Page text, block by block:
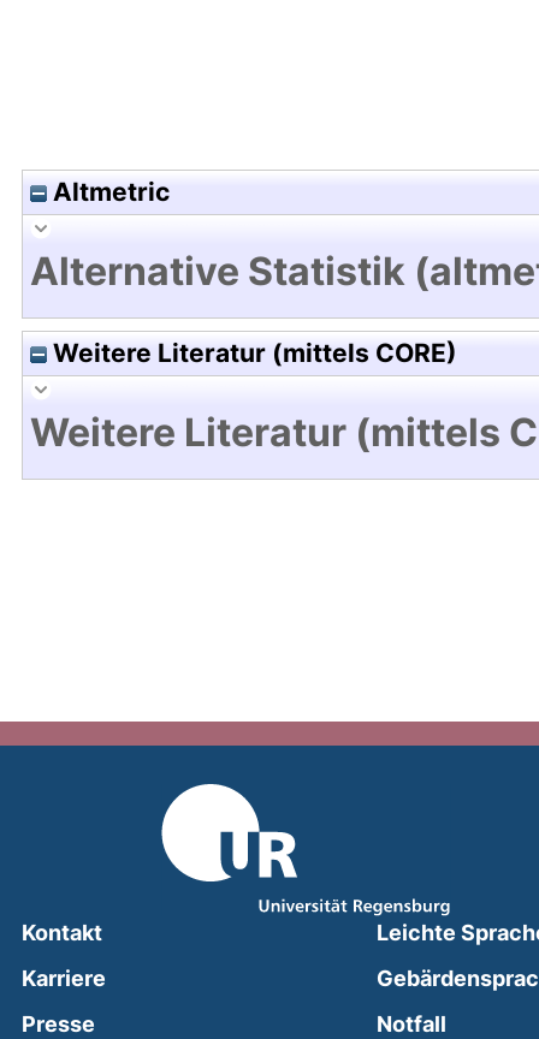
Altmetric
Alternative Statistik
Weitere Literatur (mittels CORE)
Weitere Literatur (mittels
Kontakt
Karriere
Presse
Leichte
Notfall